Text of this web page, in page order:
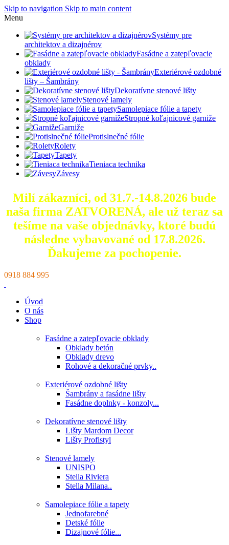
Skip to navigation Skip to main content
Menu
Systémy pre
architektov a dizajnérov
Fasádne a zatepľovacie
obklady
Exteriérové ozdobné
lišty – Šambrány
Dekoratívne stenové lišty
Stenové lamely
Samolepiace fólie a tapety
Stropné koľajnicové garniže
Garniže
Protislnečné fólie
Rolety
Tapety
Tieniaca technika
Závesy
Milí zákazníci, od 31.7.-14.8.2026 bude
naša firma ZATVORENÁ, ale už teraz sa
tešíme na vaše objednávky, ktoré budú
následne vybavované od 17.8.2026.
Ďakujeme za pochopenie.
0918 884 995
Úvod
O nás
Shop
Fasádne a zatepľovacie obklady
Obklady betón
Obklady drevo
Rohové a dekoračné prvky..
Exteriérové ozdobné lišty
Šambrány a fasádne lišty
Fasádne doplnky - konzoly...
Dekoratívne stenové lišty
Lišty Mardom Decor
Lišty Profistyl
Stenové lamely
UNISPO
Stella Riviera
Stella Milana..
Samolepiace fólie a tapety
Jednofarebné
Detské fólie
Dizajnové fólie...